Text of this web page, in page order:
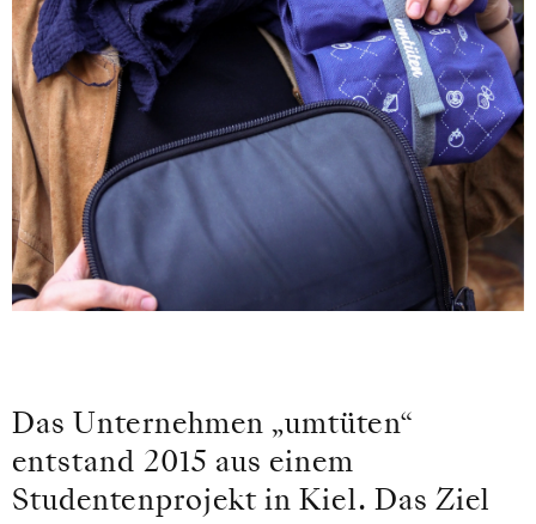
Das Unternehmen „umtüten“
entstand 2015 aus einem
Studentenprojekt in Kiel. Das Ziel